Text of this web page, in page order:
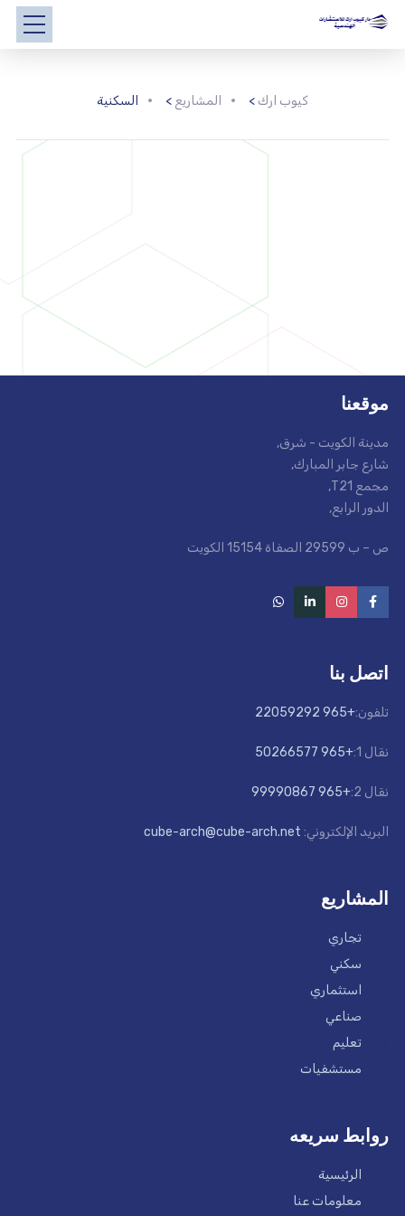
كيوب ارك > المشاريع > السكنية
موقعنا
مدينة الكويت - شرق,
شارع جابر المبارك,
مجمع T21
,
الدور الرابع,
ص – ب 29599 الصفاة 15154 الكويت
اتصل بنا
تلفون:+965 22059292
نقال 1: +965 50266577
نقال 2: +965 99990867
البريد الإلكتروني: cube-arch@cube-arch.net
المشاريع
تجاري
سكني
استثماري
صناعي
تعليم
مستشفيات
روابط سريعه
الرئيسية
معلومات عنا